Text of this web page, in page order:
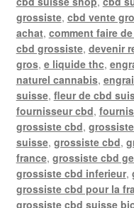
grossiste, cbd vente
achat, comment faire
cbd grossiste, devenir
gros, e liquide thc,
naturel cannabis,
suisse, fleur de cbd
fournisseur cbd,
grossiste cbd,
suisse, grossiste cbd,
france, grossiste cbd
grossiste cbd inferieur,
grossiste cbd pour la
grossiste cbd suisse